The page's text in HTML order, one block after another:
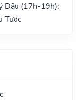
Dậu (17h-19h):
Tước